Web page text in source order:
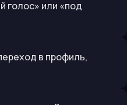
голос» или «под
в профиль,